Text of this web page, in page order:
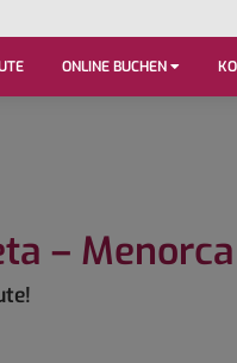
ONLINE BUCHEN
– Menorca